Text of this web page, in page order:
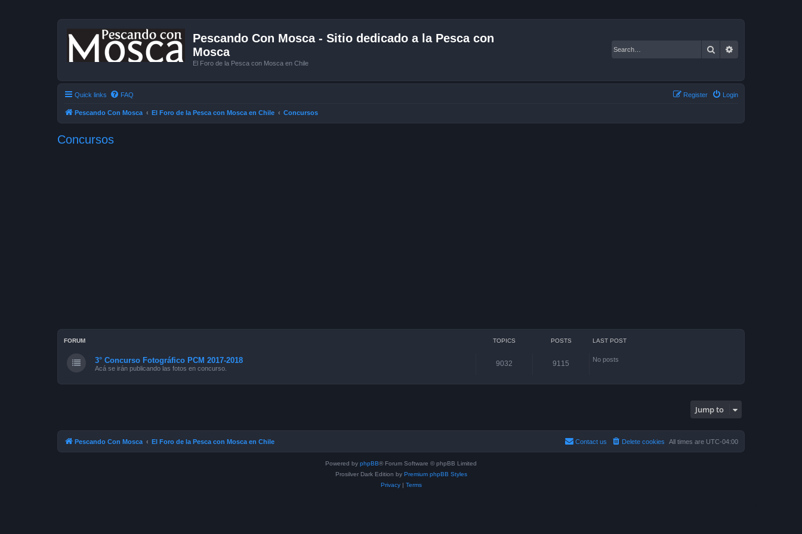
Pescando Con Mosca - Sitio dedicado a la Pesca con
Mosca
El Foro de la Pesca con Mosca en Chile
Search
Quick links FAQ Login
Register
Pescando Con Mosca El Foro de la Pesca con Mosca en Chile Concursos
Concursos
FORUM TOPICS POSTS LAST POST
3° Concurso Fotográfico PCM 2017-2018
Acá se irán publicando las fotos en concurso.
9032 9115 No posts
Jump to
Pescando Con Mosca El Foro de la Pesca con Mosca en Chile All times are UTC-04:00
Delete cookies
Contact us
Powered by phpBB® Forum Software © phpBB Limited
Prosilver Dark Edition by Premium phpBB Styles
Privacy| Terms